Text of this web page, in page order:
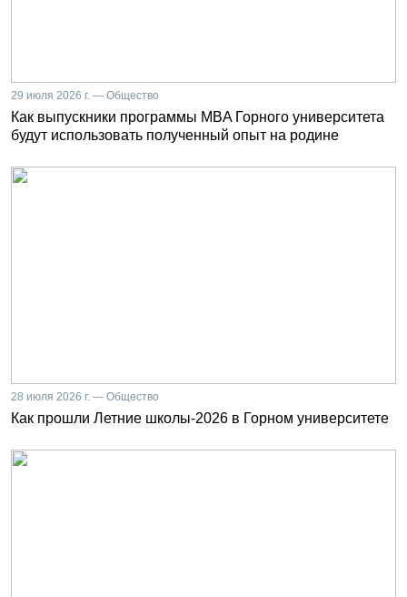
29 июля 2026 г. — Общество
Как выпускники программы MBA Горного университета
будут использовать полученный опыт на родине
28 июля 2026 г. — Общество
Как прошли Летние школы-2026 в Горном университете